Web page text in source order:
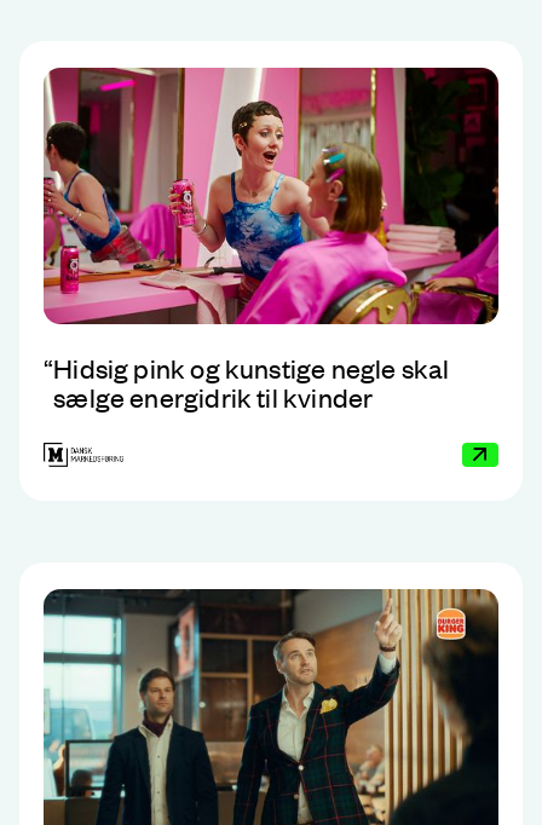
“Hidsig pink og kunstige negle skal
sælge energidrik til kvinder